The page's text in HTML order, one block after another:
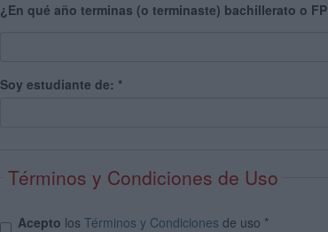
¿En qué año terminas (o terminaste) bachillerato o
Soy estudiante de: *
Términos y Condiciones de Uso
Acepto los Términos y Condiciones de uso *